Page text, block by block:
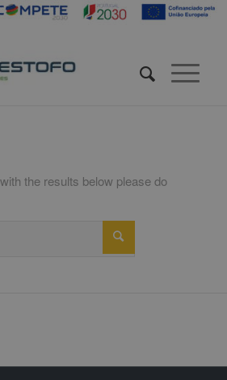
the results below please do